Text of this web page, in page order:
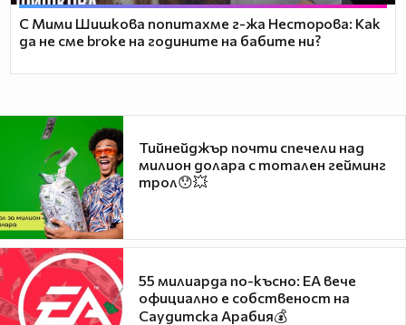
С Мими Шишкова попитахме г-жа Несторова: Как
да не сме broke на годините на бабите ни?
Тийнейджър почти спечели над
милион долара с тотален гейминг
трол😯💥
55 милиарда по-късно: EA вече
официално е собственост на
Саудитска Арабия💰